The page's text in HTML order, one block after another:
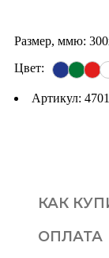
Размер, ммю:
Цвет:
Артикул: 4701
КАК
ОПЛАТА